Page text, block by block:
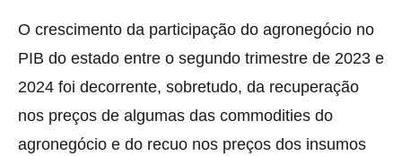
O crescimento da participação do agronegócio no
PIB do estado entre o segundo trimestre de 2023 e
2024 foi decorrente, sobretudo, da recuperação
nos preços de algumas das commodities do
agronegócio e do recuo nos preços dos insumos